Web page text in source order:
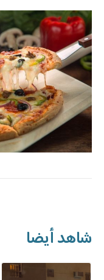
شاهد أيضا